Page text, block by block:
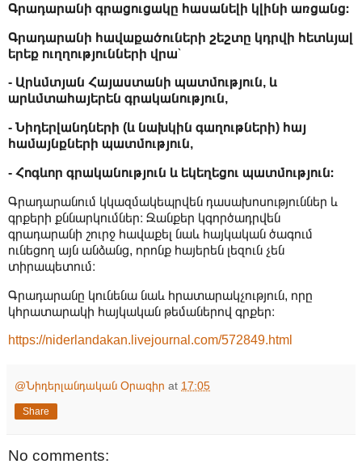
Գրադարանի գրացուցակը հասանելի կլինի առցանց։
Գրադարանի հավաքածուների շեշտը կդրվի հետևյալ
երեք ուղղությունների վրա՝
- Արևմտյան Հայաստանի պատմություն, և
արևմտահայերեն գրականություն,
- Նիդերլանդների (և նախկին գաղութների) հայ
համայնքների պատմություն,
- Հոգևոր գրականություն և եկեղեցու պատմություն։
Գրադարանում կկազմակեպրվեն դասախոսություններ և
գրքերի քննարկումներ։ Ջանքեր կգործադրվեն
գրադարանի շուրջ հավաքել նաև հայկական ծագում
ունեցող այն անձանց, որոնք հայերեն լեզուն չեն
տիրապետում։
Գրադարանը կունենա նաև հրատարակչություն, որը
կհրատարակի հայկական թեմաներով գրքեր։
https://niderlandakan.livejournal.com/572849.html
@Նիդերլանդական Օրագիր at 17:05
Share
No comments: